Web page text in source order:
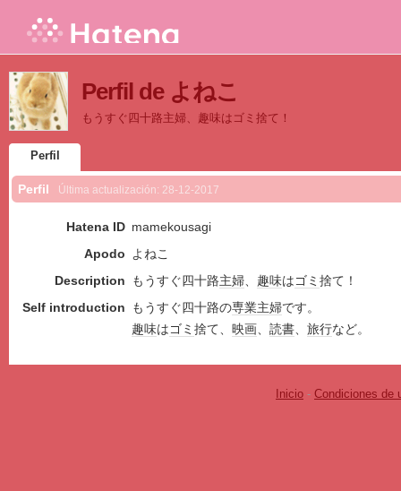
Perfil de よねこ
もうすぐ四十路主婦、趣味はゴミ捨て！
Perfil
Perfil Última actualización: 28-12-2017
Hatena ID mamekousagi
Apodo よねこ
Description
もうすぐ四十路主婦、 趣味はゴミ 捨て！
Self introduction
もうすぐ四十路の専業主婦です。
趣味はゴミ 捨て、 映画、 読書、 旅行など。
Inicio - Condiciones de